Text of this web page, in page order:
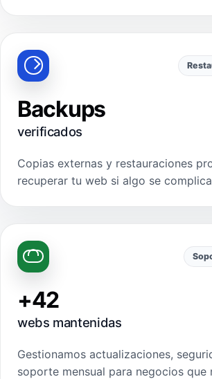
Backups
verificados
Copias externas y restauraciones
recuperar tu web si algo se
+42
webs mantenidas
Gestionamos actualizaciones,
soporte mensual para negocios que